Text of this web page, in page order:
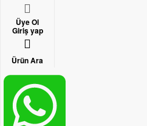
k
P
a
r
Kesim Motorları
Dikiş Makinaları
Keresteciler Sitesi Fatih cd.
Telefon: 0212 502 45 06
GSM:
0549 737 19 71
E-Mail: yparca@kecoglumakina.com
E-Mail: info@dikismakinaparca.com
Telif Hakkı © Keçoğlu Makina Sanayi
Üye Ol
Giriş yap
Ürün Ara